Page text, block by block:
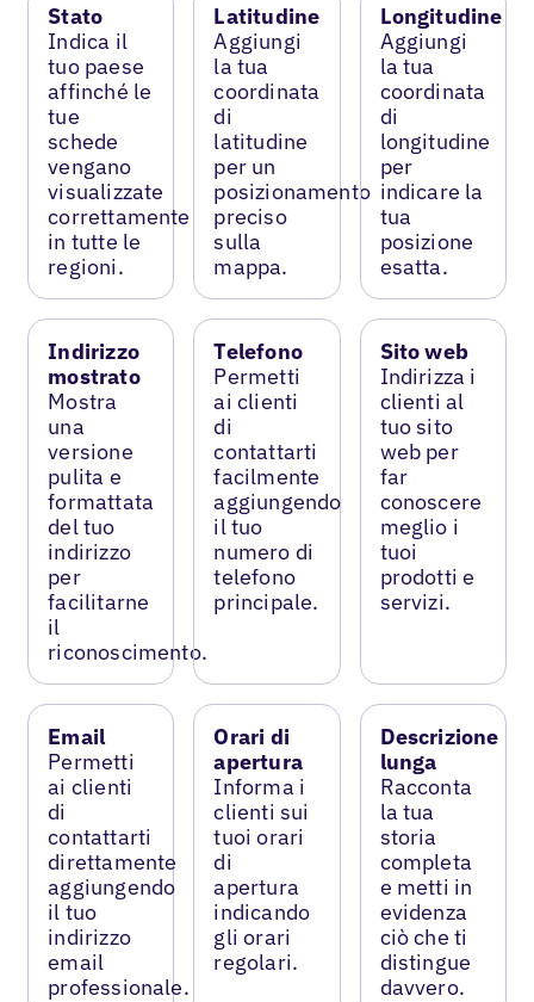
Stato
Indica il
tuo paese
affinché le
tue
schede
vengano
visualizzate
correttamente
in tutte le
regioni.
Latitudine
Aggiungi
la tua
coordinata
di
latitudine
per un
posizionamento
preciso
sulla
mappa.
Longitudine
Aggiungi
la tua
coordinata
di
longitudine
per
indicare la
tua
posizione
esatta.
Indirizzo
mostrato
Mostra
una
versione
pulita e
formattata
del tuo
indirizzo
per
facilitarne
il
riconoscimento.
Telefono
Permetti
ai clienti
di
contattarti
facilmente
aggiungendo
il tuo
numero di
telefono
principale.
Sito web
Indirizza i
clienti al
tuo sito
web per
far
conoscere
meglio i
tuoi
prodotti e
servizi.
Email
Permetti
ai clienti
di
contattarti
direttamente
aggiungendo
il tuo
indirizzo
email
professionale.
Orari di
apertura
Informa i
clienti sui
tuoi orari
di
apertura
indicando
gli orari
regolari.
Descrizione
lunga
Racconta
la tua
storia
completa
e metti in
evidenza
ciò che ti
distingue
davvero.